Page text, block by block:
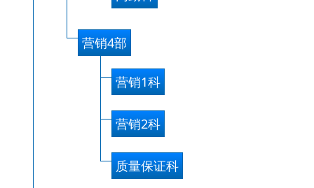
营销4部
营销1科
营销2科
质量保证科